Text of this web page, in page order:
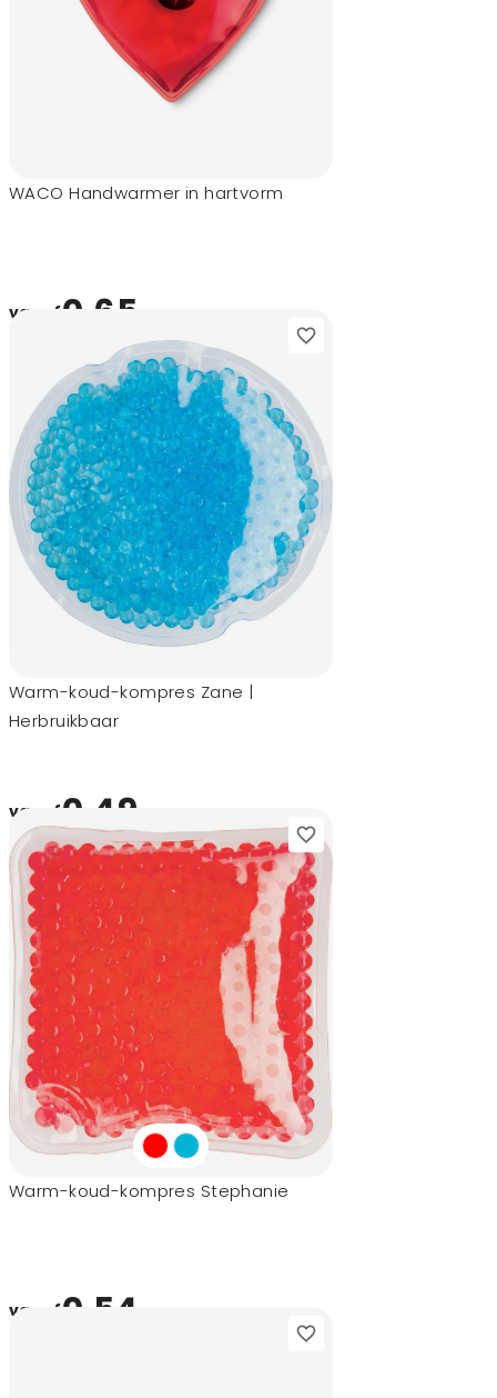
WACO Handwarmer in hartvorm
vanaf0,65
Warm-koud-kompres Zane |
Herbruikbaar
vanaf0,49
Warm-koud-kompres Stephanie
vanaf0,54